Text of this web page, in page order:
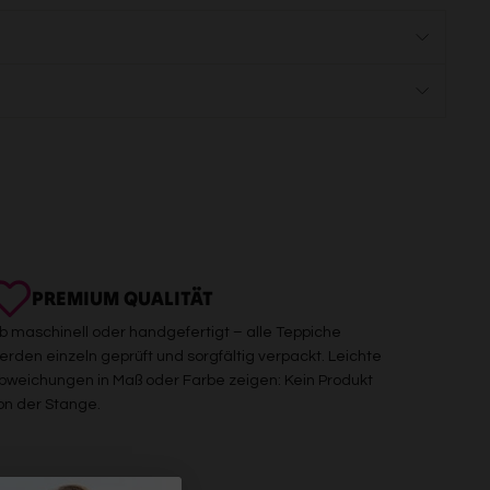
PREMIUM QUALITÄT
maschinell oder handgefertigt – alle Teppiche
einzeln geprüft und sorgfältig verpackt. Leichte
in Maß oder Farbe zeigen: Kein Produkt
der Stange.